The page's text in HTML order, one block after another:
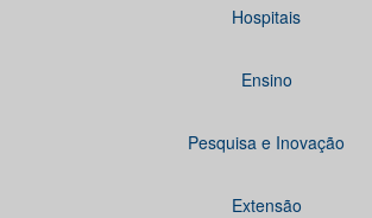
Hospitais
Ensino
Pesquisa e Inovação
Extensão